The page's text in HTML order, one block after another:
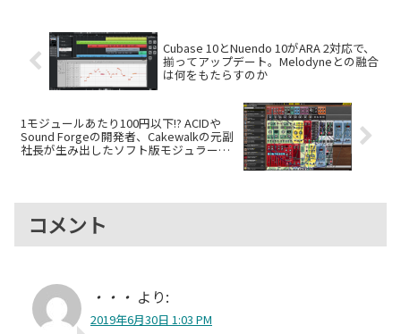
Cubase 10とNuendo 10がARA 2対応で、
揃ってアップデート。Melodyneとの融合
は何をもたらすのか
1モジュールあたり100円以下!? ACIDや
Sound Forgeの開発者、Cakewalkの元副
社長が生み出したソフト版モジュラーシ
コメント
・・・ より:
2019年6月30日 1:03 PM